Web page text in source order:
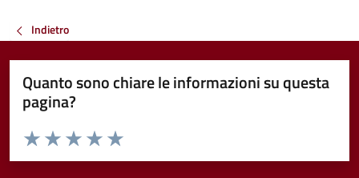
Indietro
Quanto sono chiare le informazioni su questa
pagina?
Valuta da 1 a 5 stelle la pagina
Valuta 5 stelle su 5
Valuta 4 stelle su 5
Valuta 3 stelle su 5
Valuta 2 stelle su 5
Valuta 1 stelle su 5